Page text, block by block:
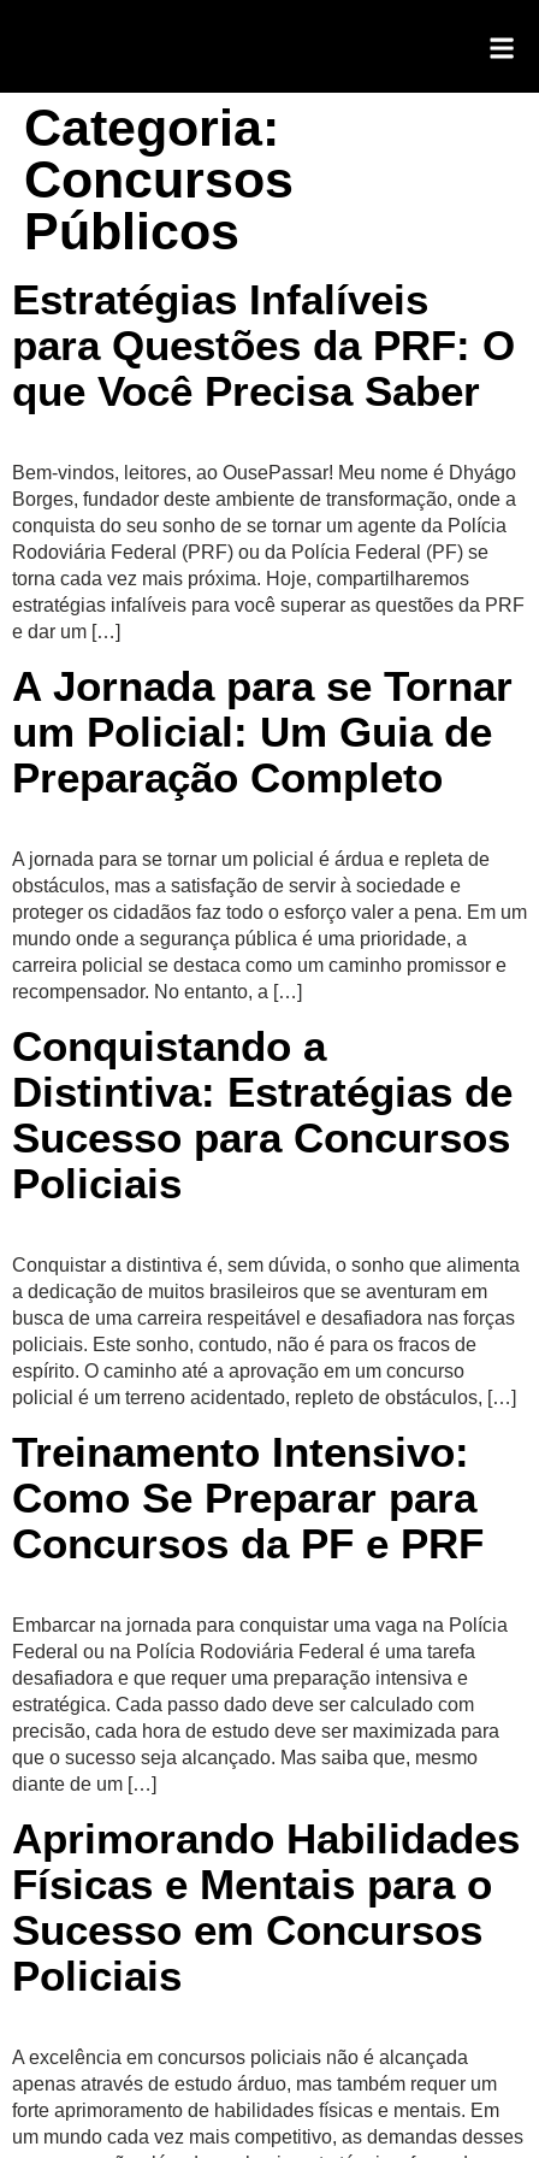
Categoria:
Concursos
Públicos
Estratégias Infalíveis
para Questões da PRF: O
que Você Precisa Saber
Bem-vindos, leitores, ao OusePassar! Meu nome é Dhyágo
Borges, fundador deste ambiente de transformação, onde a
conquista do seu sonho de se tornar um agente da Polícia
Rodoviária Federal (PRF) ou da Polícia Federal (PF) se
torna cada vez mais próxima. Hoje, compartilharemos
estratégias infalíveis para você superar as questões da PRF
e dar um […]
A Jornada para se Tornar
um Policial: Um Guia de
Preparação Completo
A jornada para se tornar um policial é árdua e repleta de
obstáculos, mas a satisfação de servir à sociedade e
proteger os cidadãos faz todo o esforço valer a pena. Em um
mundo onde a segurança pública é uma prioridade, a
carreira policial se destaca como um caminho promissor e
recompensador. No entanto, a […]
Conquistando a
Distintiva: Estratégias de
Sucesso para Concursos
Policiais
Conquistar a distintiva é, sem dúvida, o sonho que alimenta
a dedicação de muitos brasileiros que se aventuram em
busca de uma carreira respeitável e desafiadora nas forças
policiais. Este sonho, contudo, não é para os fracos de
espírito. O caminho até a aprovação em um concurso
policial é um terreno acidentado, repleto de obstáculos, […]
Treinamento Intensivo:
Como Se Preparar para
Concursos da PF e PRF
Embarcar na jornada para conquistar uma vaga na Polícia
Federal ou na Polícia Rodoviária Federal é uma tarefa
desafiadora e que requer uma preparação intensiva e
estratégica. Cada passo dado deve ser calculado com
precisão, cada hora de estudo deve ser maximizada para
que o sucesso seja alcançado. Mas saiba que, mesmo
diante de um […]
Aprimorando Habilidades
Físicas e Mentais para o
Sucesso em Concursos
Policiais
A excelência em concursos policiais não é alcançada
apenas através de estudo árduo, mas também requer um
forte aprimoramento de habilidades físicas e mentais. Em
um mundo cada vez mais competitivo, as demandas desses